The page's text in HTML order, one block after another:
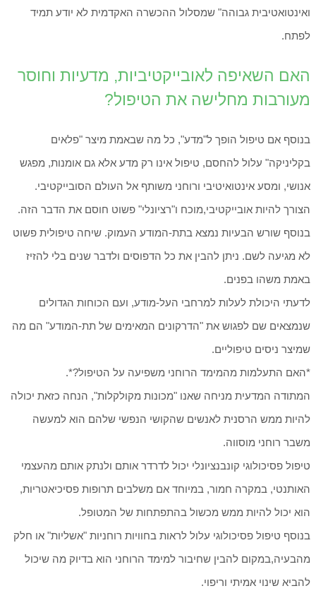
ואינטואטיבית גבוהה" שמסלול ההכשרה האקדמית לא יודע תמיד
לפתח.
האם השאיפה לאובייקטיביות, מדעיות וחוסר
מעורבות מחלישה את הטיפול?
בנוסף אם טיפול הופך ל"מדע", כל מה שבאמת מיצר "פלאים
בקליניקה" עלול להחסם, טיפול אינו רק מדע אלא גם אומנות, מפגש
אנושי, ומסע אינטואיטיבי ורוחני משותף אל העולם הסובייקטיבי.
הצורך להיות אובייקטיבי,מוכח ו"רציונלי" פשוט חוסם את הדבר הזה.
בנוסף שורש הבעיות נמצא בתת-המודע העמוק. שיחה טיפולית פשוט
לא מגיעה לשם. ניתן להבין את כל הדפוסים ולדבר שנים בלי להזיז
באמת משהו בפנים.
לדעתי היכולת לעלות למרחבי העל-מודע, ועם הכוחות הגדולים
שנמצאים שם לפגוש את "הדרקונים המאימים של תת-המודע" הם מה
שמיצר ניסים טיפוליים.
*האם התעלמות מהמימד הרוחני משפיעה על הטיפול?*.
המתודה המדעית מניחה שאנו "מכונות מקולקלות", הנחה כזאת יכולה
להיות ממש הרסנית לאנשים שהקושי הנפשי שלהם הוא למעשה
משבר רוחני מוסווה.
טיפול פסיכולוגי קונבנציונלי יכול לדרדר אותם ולנתק אותם מהעצמי
האותנטי, במקרה חמור, במיוחד אם משלבים תרופות פסיכיאטריות,
הוא יכול להיות ממש מכשול בהתפתחות של המטופל.
בנוסף טיפול פסיכולוגי עלול לראות בחוויות רוחניות "אשליות" או חלק
מהבעיה,במקום להבין שחיבור למימד הרוחני הוא בדיוק מה שיכול
להביא שינוי אמיתי וריפוי.